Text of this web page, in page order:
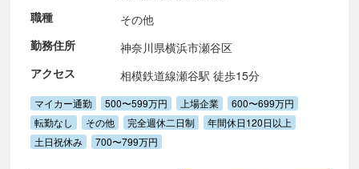
職種
その他
勤務住所
神奈川県横浜市瀬谷区
アクセス
相模鉄道線瀬谷駅 徒歩15分
マイカー通勤 500〜599万円 上場企業
600〜699万円
転勤なし
その他 完全週休二日制
年間休日120日以上
土日祝休み
700〜799万円